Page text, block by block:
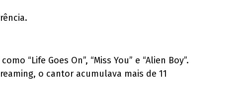
“Life Goes On”, “Miss You” e “Alien Boy”.
o cantor acumulava mais de 11